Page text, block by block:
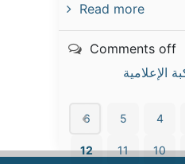
Read more
Comments off
الإعلامية
4
5
6
10
11
12